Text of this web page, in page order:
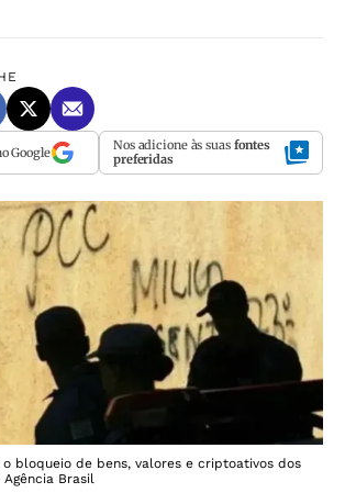
Google Nos adicione às suas fontes
preferidas
bloqueio de bens, valores e criptoativos dos
Brasil